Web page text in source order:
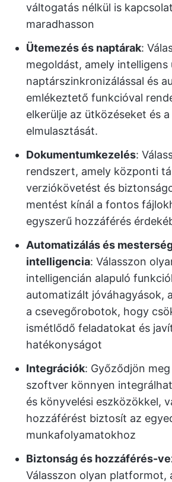
váltogatás nélkül is
maradhasson
Ütemezés és naptárak:
megoldást, amely intelligens
naptárszinkronizálással és
emlékeztető funkcióval
elkerülje az ütközéseket és
elmulasztását.
Dokumentumkezelés:
rendszert, amely központi
verziókövetést és
mentést kínál a fontos
egyszerű hozzáférés
Automatizálás és
intelligencia: Válasszon
intelligencián alapuló
automatizált jóváhagyások,
a csevegőrobotok, hogy
ismétlődő feladatokat és
hatékonyságot
Integrációk: Győződjön
szoftver könnyen
és könyvelési eszközökkel,
hozzáférést biztosít az
munkafolyamatokhoz
Biztonság és hozzáférés-
Válasszon olyan platformot,